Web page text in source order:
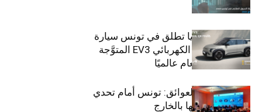
سيتي كارز – كيا تطلق في تونس سيارة
الـدفع الرباعي الكهربائي EV3 المتوَّجة
بلقب سيارة العام عالميًا
بين الطموح والعوائق: تونس أمام تحدي
استعادة كفاءاتها بالخارج